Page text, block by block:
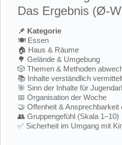
Das Ergebnis (Ø-
📌 Kategorie
🍽️ Essen
🏠 Haus & Räume
🌳 Gelände & Umgebung
🎲 Themen & Methoden
📚 Inhalte verständlich
🎯 Sinn der Inhalte für
📅 Organisation der Woche
🤝 Offenheit & Ansprechbarkeit
👥 Gruppengefühl (Skala 1–10)
✅ Sicherheit im Umgang mit